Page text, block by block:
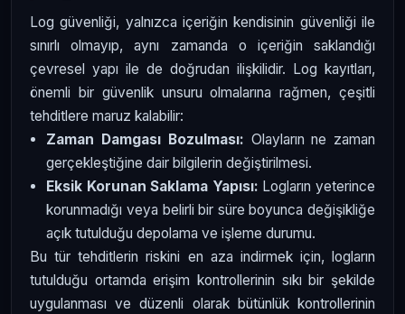
Log güvenliği, yalnızca içeriğin kendisinin güvenliği ile
sınırlı olmayıp, aynı zamanda o içeriğin saklandığı
çevresel yapı ile de doğrudan ilişkilidir. Log kayıtları,
önemli bir güvenlik unsuru olmalarına rağmen, çeşitli
tehditlere maruz kalabilir:
Zaman Damgası Bozulması: Olayların ne zaman
gerçekleştiğine dair bilgilerin değiştirilmesi.
Eksik Korunan Saklama Yapısı: Logların yeterince
korunmadığı veya belirli bir süre boyunca değişikliğe
açık tutulduğu depolama ve işleme durumu.
Bu tür tehditlerin riskini en aza indirmek için, logların
tutulduğu ortamda erişim kontrollerinin sıkı bir şekilde
uygulanması ve düzenli olarak bütünlük kontrollerinin